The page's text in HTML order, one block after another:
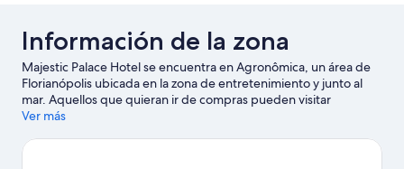
Información de la zona
Majestic Palace Hotel se encuentra en Agronômica, un área de
Florianópolis ubicada en la zona de entretenimiento y junto al
mar. Aquellos que quieran ir de compras pueden visitar
Mercado Público, y también se puede apreciar la belleza natural
una vuelta por Plaza Getúlio Vargas y Centro de Convenciones
Ver más